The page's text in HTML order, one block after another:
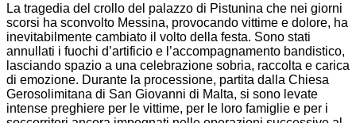
La tragedia del crollo del palazzo di Pistunina che nei giorni
scorsi ha sconvolto Messina, provocando vittime e dolore, ha
inevitabilmente cambiato il volto della festa. Sono stati
annullati i fuochi d’artificio e l’accompagnamento bandistico,
lasciando spazio a una celebrazione sobria, raccolta e carica
di emozione. Durante la processione, partita dalla Chiesa
Gerosolimitana di San Giovanni di Malta, si sono levate
intense preghiere per le vittime, per le loro famiglie e per i